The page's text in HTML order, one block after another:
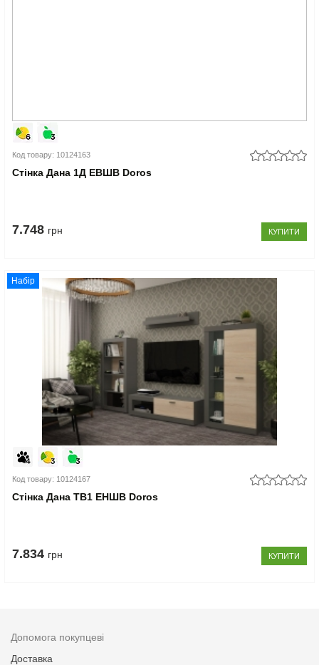
Код товару: 10124163
Стінка Дана 1Д ЕВШВ Doros
7.748 грн КУПИТИ
Набір
Код товару: 10124167
Стінка Дана ТВ1 ЕНШВ Doros
7.834 грн КУПИТИ
Допомога покупцеві
Доставка